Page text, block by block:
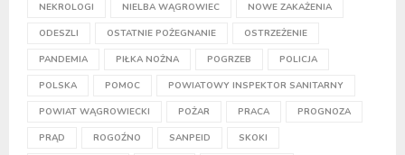
NEKROLOGI NIELBA WĄGROWIEC NOWE ZAKAŻENIA
ODESZLI OSTATNIE POŻEGNANIE OSTRZEŻENIE
PANDEMIA PIŁKA NOŻNA POGRZEB POLICJA
POLSKA POMOC POWIATOWY INSPEKTOR SANITARNY
POWIAT WĄGROWIECKI POŻAR PRACA PROGNOZA
PRĄD ROGOŹNO SANPEID SKOKI